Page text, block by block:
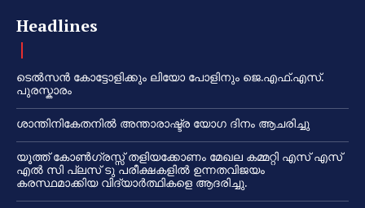
Headlines
ടെൽസൻ കോട്ടോളിക്കും ലിയോ പോളിനും ജെ.എഫ്.എസ്.
പുരസ്കാരം
ശാന്തിനികേതനിൽ അന്താരാഷ്ട്ര യോഗ ദിനം ആചരിച്ചു
യൂത്ത് കോൺഗ്രസ്സ് തളിയക്കോണം മേഖല കമ്മറ്റി എസ് എസ്
എൽ സി പ്ലസ് ടു പരീക്ഷകളിൽ ഉന്നതവിജയം
കരസ്ഥമാക്കിയ വിദ്യാർത്ഥികളെ ആദരിച്ചു.